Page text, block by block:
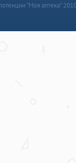
“Моя аптека”